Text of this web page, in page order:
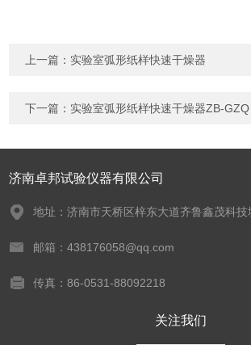
上一篇： 实验室弧形纸样快速干燥器
下一篇： 实验室弧形纸样快速干燥器ZB-GZQ
济南卓邦试验仪器有限公司
地址：济南市天桥区梓东大道齐鲁鑫茂科技
邮箱：438176058@qq.com
传真：86-0531-88092218
关注我们